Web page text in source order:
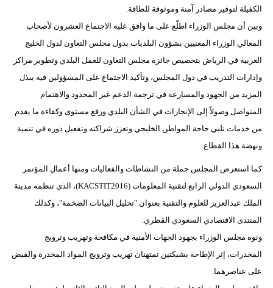
الكفيلة لتوفير مصادر آمنة وموثوقة للطاقة.
وبين أن مجلس الوزراء اطلّع على ما وافق عليه الاجتماع العشرون لأصحاب
المعالي الوزراء المعنيين بشؤون البلديات بدول مجلس التعاون لدول الخليج
العربية في الرياض بتخصيص جائزة مجلس التعاون للعمل البلدي وتطوير مراكز
وإدارات التدريب في دول المجلس، وتأكيد الاجتماع على المسؤولين فيه ببذل
المزيد من الجهود والمسارعة في ترجمة الدعم غير المحدود والاهتمام
المتواصل وصولاً إلى الإنجازات في الشأن البلدي ورفع مستوى وكفاءة ما يقدم
من خدمات تلبي حاجة المواطن الخليجي وتعزز شراكته وتفعيل دوره في تنمية
ونهضة هذا القطاع.
كما استعرض المجلس جملة من النشاطات والفعاليات ومنها أعمال المؤتمر
السعودي الدولي الرابع لتقنية المعلومات (KACSTIT2016)، الذي تنظمه مدينة
الملك عبدالعزيز للعلوم والتقنية بعنوان "تحليل البيانات الضخمة"، وكذلك
المنتدى الاقتصادي السعودي القطري.
ونوه مجلس الوزراء بجهود الجهات الأمنية في مكافحة وتهريب وترويج
المخدرات، إثر الإطاحة بشبكتين تمتهنان تهريب وترويج المواد المخدرة والقبض
على عناصرهما.